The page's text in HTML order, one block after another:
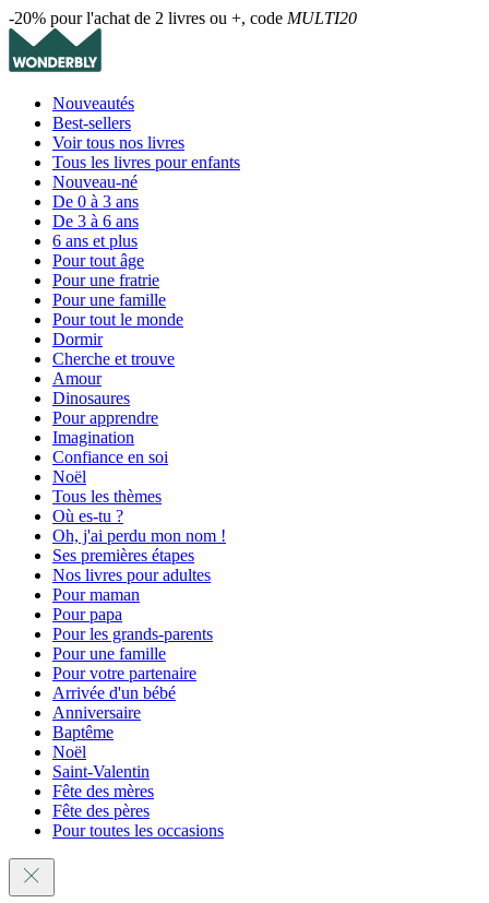
-20% pour l'achat de 2 livres ou +, code MULTI20
Nouveautés
Best-sellers
Voir tous nos livres
Tous les livres pour enfants
Nouveau-né
De 0 à 3 ans
De 3 à 6 ans
6 ans et plus
Pour tout âge
Pour une fratrie
Pour une famille
Pour tout le monde
Dormir
Cherche et trouve
Amour
Dinosaures
Pour apprendre
Imagination
Confiance en soi
Noël
Tous les thèmes
Où es-tu ?
Oh, j'ai perdu mon nom !
Ses premières étapes
Nos livres pour adultes
Pour maman
Pour papa
Pour les grands-parents
Pour une famille
Pour votre partenaire
Arrivée d'un bébé
Anniversaire
Baptême
Noël
Saint-Valentin
Fête des mères
Fête des pères
Pour toutes les occasions